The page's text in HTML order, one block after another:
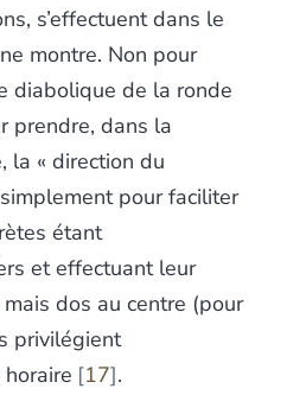
s’effectuent dans le
montre. Non pour
diabolique de la ronde
prendre, dans la
la « direction du
pour faciliter
étant
et effectuant leur
dos au centre (pour
privilégient
17 .